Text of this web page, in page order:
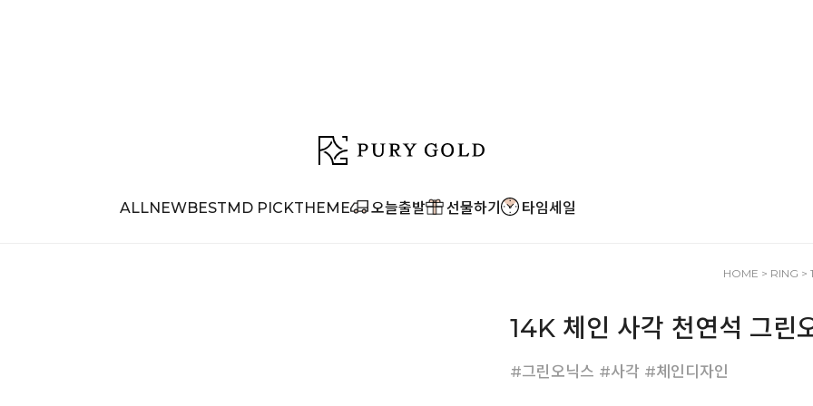
ALLNEWBESTMD PICKTHEME 오늘출발 선물하기 타임세일
HOME > RING >
14K 체인 사각 천연석 그린
#그린오닉스 #사각 #체인디자인